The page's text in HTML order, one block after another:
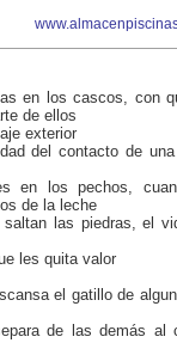
en los cascos, con
de ellos
exterior
del contacto de
en los pechos,
de la leche
las piedras, el
les quita valor
el gatillo de
de las demás al